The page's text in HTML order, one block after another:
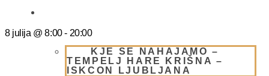
KJE SE NAHAJAMO –
TEMPELJ HARE KRIŠNA –
ISKCON LJUBLJANA
8 julija @8:00 - 20:00